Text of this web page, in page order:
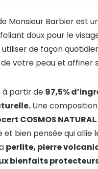
Monsieur Barbier est
doux pour le
de façon
votre peau et affiner
à partir de 97,5%
Une
COSMOS NATURAL
et bien pensée qui allie
perlite, pierre
bienfaits